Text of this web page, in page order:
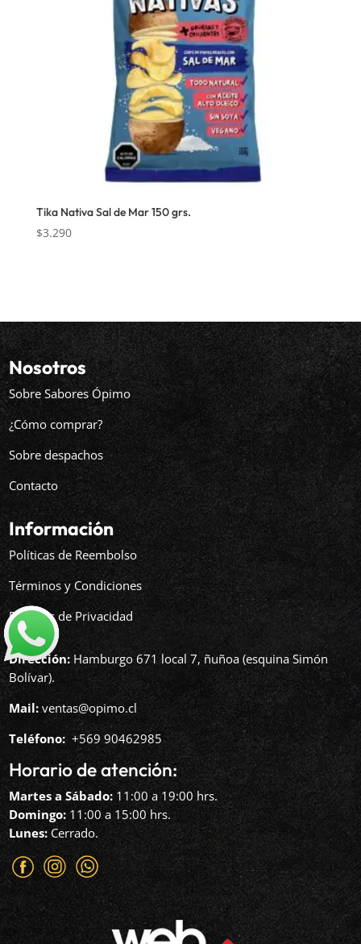
Tika Nativa Sal de Mar 150 grs.
$3.290
Nosotros
Sobre Sabores Ópimo
¿Cómo comprar?
Sobre despachos
Contacto
Información
Políticas de Reembolso
Términos y Condiciones
Políticas de Privacidad
Dirección: Hamburgo 671 local 7, ñuñoa (esquina Simón
Bolívar).
Mail: ventas@opimo.cl
Teléfono: ‪+569 90462985‬
Horario de atención:
Martes a Sábado: 11:00 a 19:00 hrs.
Domingo: 11:00 a 15:00 hrs.
Lunes: Cerrado.